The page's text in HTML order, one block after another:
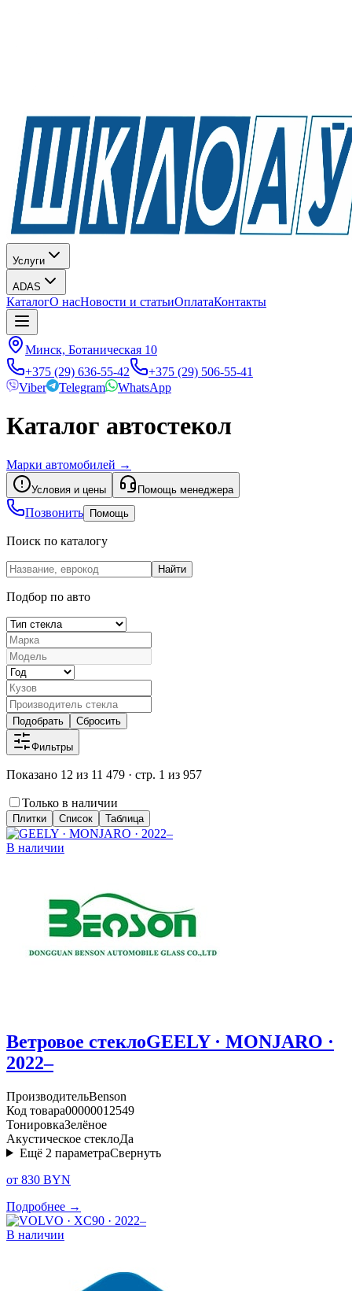
Услуги
ADAS
КаталогО насНовости и статьиОплатаКонтакты
Минск, Ботаническая 10
+375 (29) 636-55-42
+375 (29) 506-55-41
Viber
Telegram WhatsApp
Каталог автостекол
Марки автомобилей →
Условия и цены Помощь менеджера
Позвонить Помощь
Поиск по каталогу
Найти
Подбор по авто
Подобрать Сбросить
Фильтры
Показано 12 из 11 479 · стр. 1 из 957
Только в наличии
Плитки Список Таблица
В наличии
Ветровое стеклоGEELY · MONJARO ·
2022–
ПроизводительBenson
Код товара00000012549
ТонировкаЗелёное
Акустическое стеклоДа
Ещё 2 параметраСвернуть
от 830 BYN
Подробнее →
В наличии